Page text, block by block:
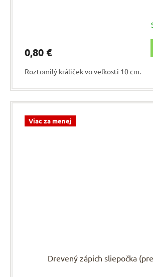
0,80 €
Roztomilý králiček vo veľkosti 10 cm.
Viac za menej
Drevený zápich sliepočka